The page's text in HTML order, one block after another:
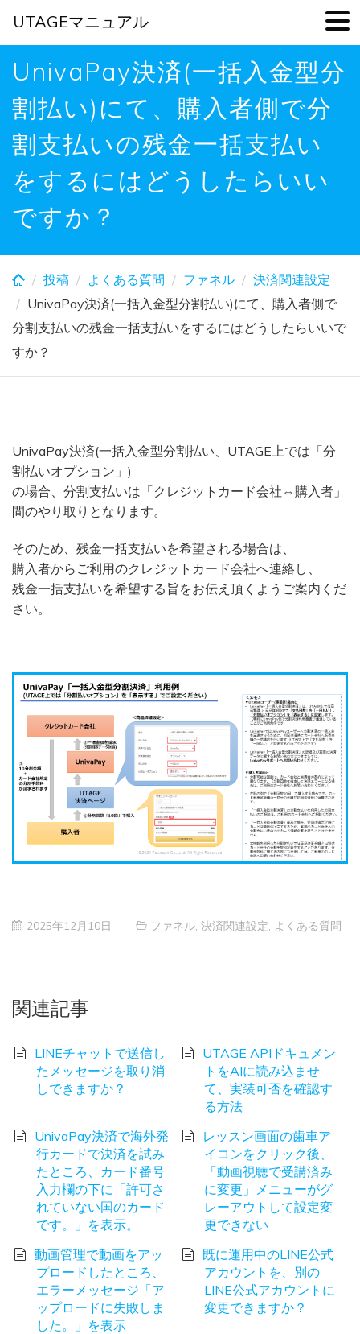
Skip
main
content
UnivaPay決済(一括入金型分
割払い)にて、購入者側で分
割支払いの残金一括支払い
をするにはどうしたらいい
ですか？
投稿 よくある質問 ファネル
決済関連設定
UnivaPay決済(一括入金型分割払い)にて、購入者側で
分割支払いの残金一括支払いをするにはどうしたらいいで
すか？
UnivaPay決済(一括入金型分割払い、UTAGE上では「分
割払いオプション」)
の場合、分割支払いは「クレジットカード会社⇔購入者」
間のやり取りとなります。
そのため、残金一括支払いを希望される場合は、
購入者からご利用のクレジットカード会社へ連絡し、
残金一括支払いを希望する旨をお伝え頂くようご案内くだ
さい。
2025年12月10日 ファネル 決済関連設定 よくある質問
関連記事
LINEチャットで送信し
たメッセージを取り消
しできますか？
UTAGE APIドキュメン
トをAIに読み込ませ
て、実装可否を確認す
る方法
UnivaPay決済で海外発
行カードで決済を試み
たところ、カード番号
入力欄の下に「許可さ
れていない国のカード
です。」を表示。
レッスン画面の歯車ア
イコンをクリック後、
「動画視聴で受講済み
に変更」メニューがグ
レーアウトして設定変
更できない
動画管理で動画をアッ
プロードしたところ、
エラーメッセージ「ア
ップロードに失敗しま
した。」を表示
既に運用中のLINE公式
アカウントを、別の
LINE公式アカウントに
変更できますか？
UTAGEマニュアル